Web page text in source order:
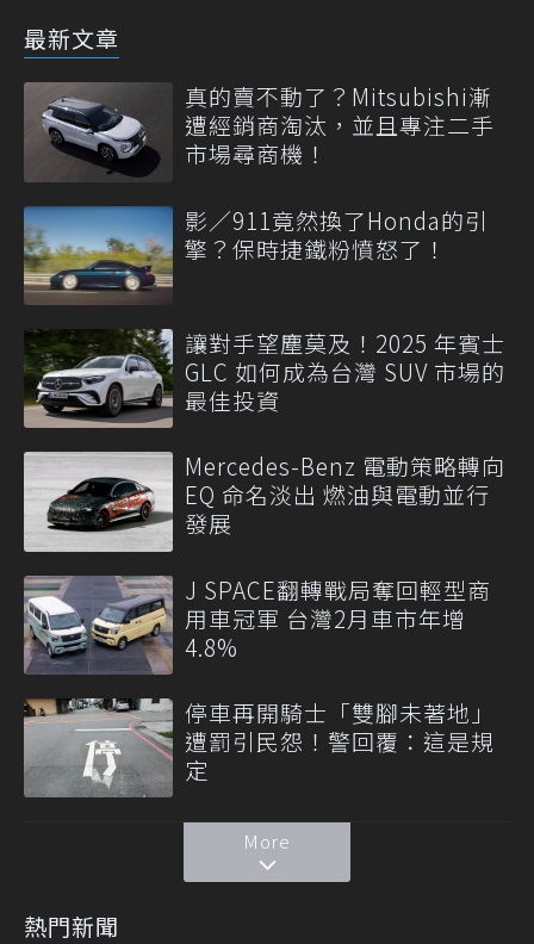
最新文章
真的賣不動了？Mitsubishi漸
遭經銷商淘汰，並且專注二手
市場尋商機！
影／911竟然換了Honda的引
擎？保時捷鐵粉憤怒了！
讓對手望塵莫及！2025 年賓士
GLC 如何成為台灣 SUV 市場的
最佳投資
Mercedes-Benz 電動策略轉向
EQ 命名淡出 燃油與電動並行
發展
J SPACE翻轉戰局奪回輕型商
用車冠軍 台灣2月車市年增
4.8%
停車再開騎士「雙腳未著地」
遭罰引民怨！警回覆：這是規
定
More
熱門新聞